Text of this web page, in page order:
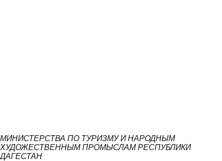
МИНИСТЕРСТВА ПО ТУРИЗМУ И НАРОДНЫМ
ХУДОЖЕСТВЕННЫМ ПРОМЫСЛАМ РЕСПУБЛИКИ
ДАГЕСТАН